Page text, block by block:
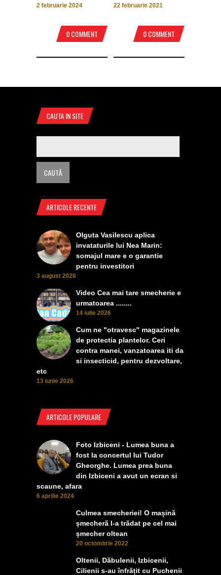
2 februarie 2024
0 COMMENT
22 februarie 2021
0 COMMENT
CAUTA IN SITE
ARTICOLE RECENTE
Olguta Vasilescu aplica
invataturile lui Nea Marin:
somajul mare e o garantie
pentru investitori
3 august 2026
Video Cea mai tare smecherie e
urmatoarea ........
14 iulie 2026
Cum ne "otravesc" magazinele
de protectia plantelor. Ceri
contra manei, vanzatoarea iti da
si insecticid, pentru dezvoltare,
etc
13 iunie 2026
ARTICOLE POPULARE
Foto Izbiceni - Lumea buna a
fost la concertul lui Tudor
Gheorghe. Lumea prea buna
din Izbiceni a avut un ecran si
scaune, afara
6 aprilie 2024
Culmea smecheriei! O mașină
șmecheră l-a trădat pe cel mai
șmecher oltean
20 octombrie 2022
Oltenii, Dăbulenii, Izbicenii,
Cilienii s-au înfrățit cu Puchenii